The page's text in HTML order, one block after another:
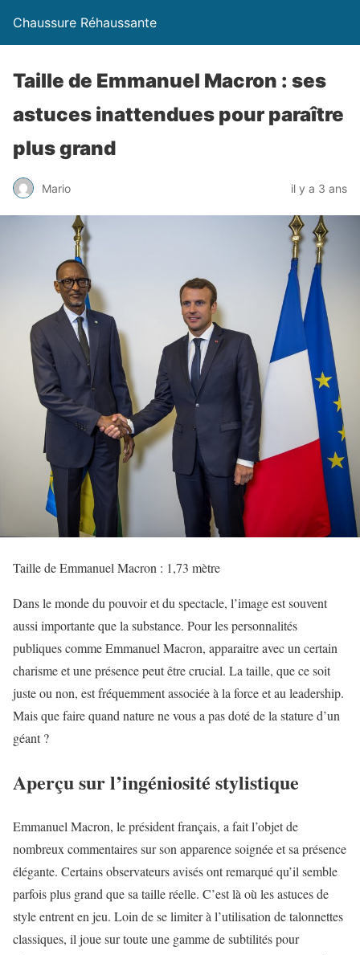
Chaussure Réhaussante
Taille de Emmanuel Macron : ses
astuces inattendues pour paraître
plus grand
Mario il y a 3 ans
Taille de Emmanuel Macron : 1,73 mètre
Dans le monde du pouvoir et du spectacle, l’image est souvent
aussi importante que la substance. Pour les personnalités
publiques comme Emmanuel Macron, apparaitre avec un certain
charisme et une présence peut être crucial. La taille, que ce soit
juste ou non, est fréquemment associée à la force et au leadership.
Mais que faire quand nature ne vous a pas doté de la stature d’un
géant ?
Aperçu sur l’ingéniosité stylistique
Emmanuel Macron, le président français, a fait l’objet de
nombreux commentaires sur son apparence soignée et sa présence
élégante. Certains observateurs avisés ont remarqué qu’il semble
parfois plus grand que sa taille réelle. C’est là où les astuces de
style entrent en jeu. Loin de se limiter à l’utilisation de talonnettes
classiques, il joue sur toute une gamme de subtilités pour